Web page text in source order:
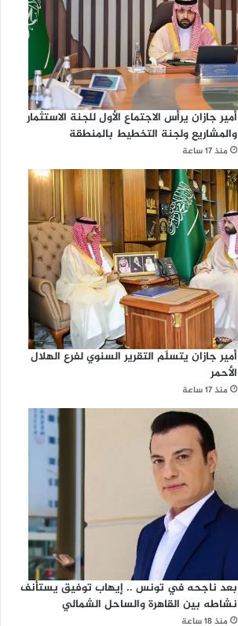
أمير جازان يرأس الاجتماع الأول للجنة الاستثمار
والمشاريع ولجنة التخطيط بالمنطقة
منذ 17 ساعة
أمير جازان يتسلّم التقرير السنوي لفرع الهلال
الأحمر
منذ 17 ساعة
بعد ناجحه في تونس .. إيهاب توفيق يستأنف
نشاطه بين القاهرة والساحل الشمالي
منذ 18 ساعة